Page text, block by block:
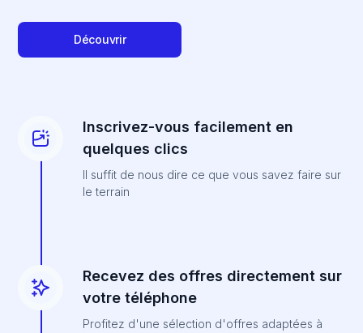
Découvrir
Inscrivez-vous facilement en
quelques clics
Il suffit de nous dire ce que vous savez faire sur
le terrain
Recevez des offres directement sur
votre téléphone
Profitez d'une sélection d'offres adaptées à